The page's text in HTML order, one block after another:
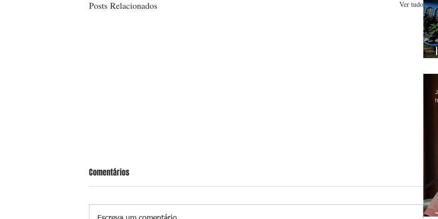
Posts Relacionados Ver tudo
Comentários